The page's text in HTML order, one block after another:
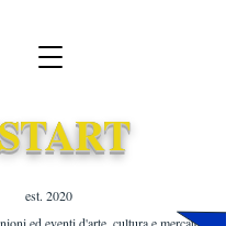
est. 2020 ​